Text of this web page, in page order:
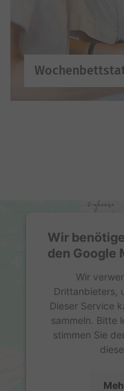
Wir
den Google
Wir
Drittanbieters,
Dieser Service
sammeln. Bitte
stimmen Sie